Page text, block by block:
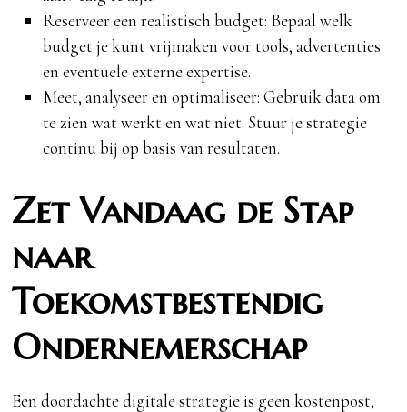
Reserveer een realistisch budget: Bepaal welk
budget je kunt vrijmaken voor tools, advertenties
en eventuele externe expertise.
Meet, analyseer en optimaliseer: Gebruik data om
te zien wat werkt en wat niet. Stuur je strategie
continu bij op basis van resultaten.
Zet Vandaag de Stap
naar
Toekomstbestendig
Ondernemerschap
Een doordachte digitale strategie is geen kostenpost,